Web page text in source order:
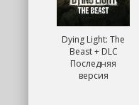
Dying Light: The
Beast + DLC
Последняя
версия